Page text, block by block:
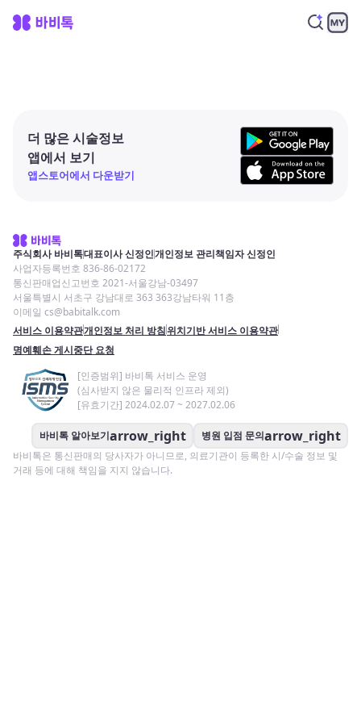
더 많은 시술정보
앱에서 보기
앱스토어에서 다운받기
주식회사 바비톡대표이사 신정인개인정보 관리책임자 신정인
사업자등록번호 836-86-02172
통신판매업신고번호 2021-서울강남-03497
서울특별시 서초구 강남대로 363 363강남타워 11층
이메일 cs@babitalk.com
서비스 이용약관개인정보 처리 방침위치기반 서비스 이용약관
명예훼손 게시중단 요청
[인증범위] 바비톡 서비스 운영
(심사받지 않은 물리적 인프라 제외)
[유효기간] 2024.02.07 ~ 2027.02.06
바비톡 알아보기arrow_right 병원 입점 문의arrow_right
바비톡은 통신판매의 당사자가 아니므로, 의료기관이 등록한 시/수술 정보 및
거래 등에 대해 책임을 지지 않습니다.